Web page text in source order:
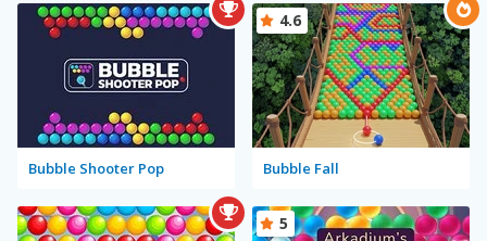
Bubble Shooter Pop Bubble Fall
4.6
5